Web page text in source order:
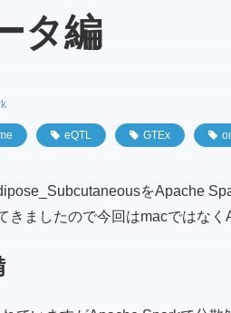
タ編
eQTL GTEx
をApache
きましたので今回はmacではな